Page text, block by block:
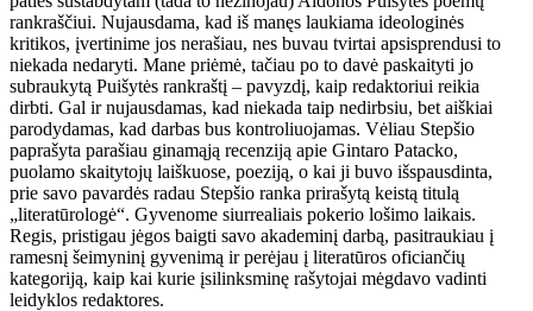
rankraščiui. Nujausdama, kad iš manęs laukiama ideologinės
kritikos, įvertinime jos nerašiau, nes buvau tvirtai apsisprendusi to
niekada nedaryti. Mane priėmė, tačiau po to davė paskaityti jo
subraukytą Puišytės rankraštį – pavyzdį, kaip redaktoriui reikia
dirbti. Gal ir nujausdamas, kad niekada taip nedirbsiu, bet aiškiai
parodydamas, kad darbas bus kontroliuojamas. Vėliau Stepšio
paprašyta parašiau ginamąją recenziją apie Gintaro Patacko,
puolamo skaitytojų laiškuose, poeziją, o kai ji buvo išspausdinta,
prie savo pavardės radau Stepšio ranka prirašytą keistą titulą
„literatūrologė“. Gyvenome siurrealiais pokerio lošimo laikais.
Regis, pristigau jėgos baigti savo akademinį darbą, pasitraukiau į
ramesnį šeimyninį gyvenimą ir perėjau į literatūros oficiančių
kategoriją, kaip kai kurie įsilinksminę rašytojai mėgdavo vadinti
leidyklos redaktores.